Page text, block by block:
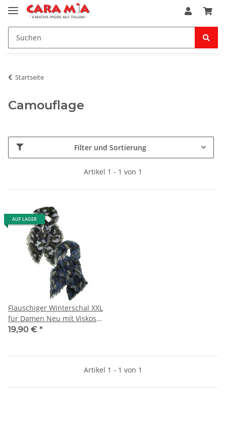
Startseite
Camouflage
Filter und Sortierung
Artikel 1 - 1 von 1
AUF LAGER
Flauschiger Winterschal XXL
für Damen Neu mit Viskose
mehrere Farben
19,90 € *
Artikel 1 - 1 von 1